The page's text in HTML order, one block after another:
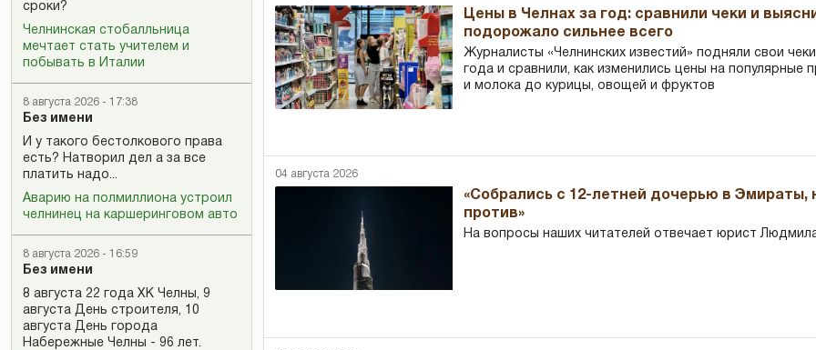
сроки?
Челнинская стобалльница
мечтает стать учителем и
побывать в Италии
8 августа 2026 - 17:38
Без имени
И у такого бестолкового права
есть? Натворил дел а за все
платить надо...
Аварию на полмиллиона устроил
челнинец на каршеринговом авто
8 августа 2026 - 16:59
Без имени
8 августа 22 года ХК Челны, 9
августа День строителя, 10
августа День города
Набережные Челны - 96 лет.
Цены в Челнах за год: сравнили чеки и
подорожало сильнее всего
Журналисты «Челнинских известий» подняли свои
года и сравнили, как изменились цены на популярные
и молока до курицы, овощей и фруктов
04 августа 2026
«Собрались с 12-летней дочерью в
против»
На вопросы наших читателей отвечает юрист